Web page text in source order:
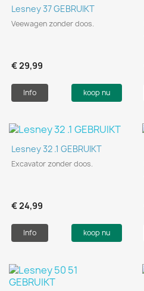
Lesney 37 GEBRUIKT
Veewagen zonder doos.
€ 29,99
Info koop nu
Lesney 32 .1 GEBRUIKT
Excavator zonder doos.
€ 24,99
Info koop nu